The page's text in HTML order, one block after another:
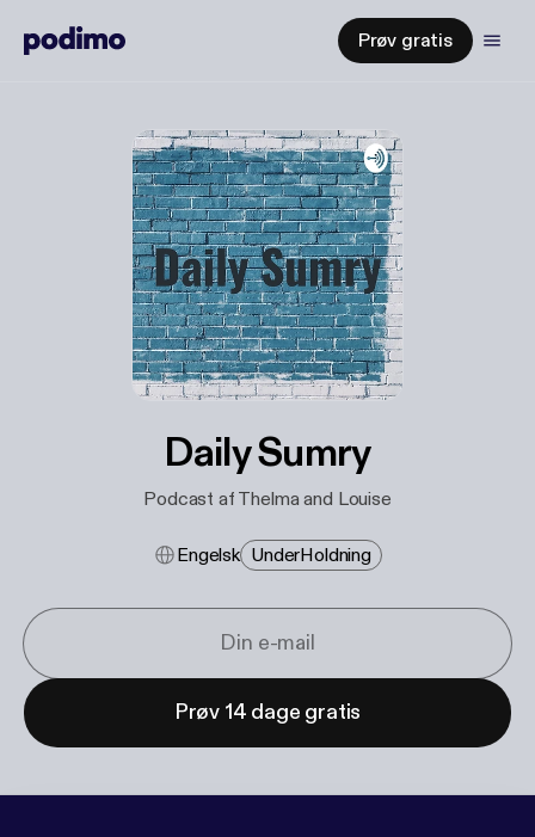
Prøv gratis
Daily Sumry
Podcast af Thelma and Louise
Engelsk Under​holdning
Prøv 14 dage gratis